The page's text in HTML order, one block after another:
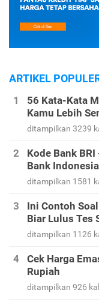
ARTIKEL
56 Kata-Kata
Kamu Lebih
ditampilkan 3239
Kode Bank
Bank
ditampilkan 1581
Ini Contoh
Biar Lulus Tes
ditampilkan 1126
Cek Harga
Rupiah
ditampilkan 926